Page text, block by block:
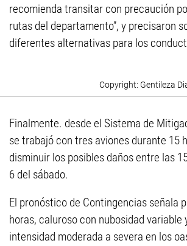
recomienda transitar con precaución
rutas del departamento”, y precisaron
diferentes alternativas para los
Gentileza
Finalmente. desde el Sistema de
se trabajó con tres aviones durante 15
disminuir los posibles daños entre las
6 del sábado.
El pronóstico de Contingencias señala
horas, caluroso con nubosidad variable
intensidad moderada a severa en los